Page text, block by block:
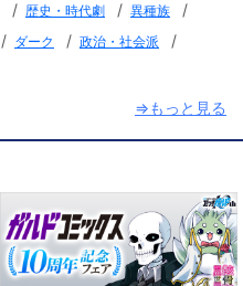
/ 歴史・時代劇 / 異種族 /
/ ダーク / 政治・社会派 /
⇒もっと見る